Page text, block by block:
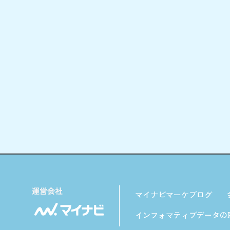
マイナビマーケブログ
インフォマティブデータ